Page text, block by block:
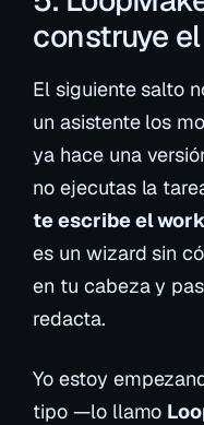
construye
El siguiente salto
un asistente los
ya hace una
no ejecutas la
te escribe el
es un wizard sin
en tu cabeza y
redacta.
Yo estoy
tipo —lo llamo